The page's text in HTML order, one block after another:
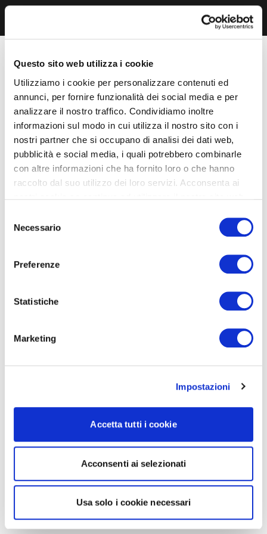
Questo sito web utilizza i cookie
Utilizziamo i cookie per personalizzare contenuti ed
annunci, per fornire funzionalità dei social media e per
analizzare il nostro traffico. Condividiamo inoltre
informazioni sul modo in cui utilizza il nostro sito con i
nostri partner che si occupano di analisi dei dati web,
pubblicità e social media, i quali potrebbero combinarle
con altre informazioni che ha fornito loro o che hanno
raccolto dal suo utilizzo dei loro servizi. Acconsenta ai
delNecessario
Preferenze
Statistiche
Marketing
Impostazioni
Accetta tutti i cookie
Acconsenti ai selezionati
Usa solo i cookie necessari